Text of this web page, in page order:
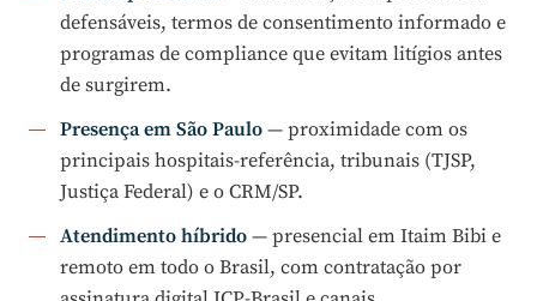
defensáveis, termos de consentimento informado e
programas de compliance que evitam litígios antes
de surgirem.
Presença em São Paulo — proximidade com os
principais hospitais-referência, tribunais (TJSP,
Justiça Federal) e o CRM/SP.
Atendimento híbrido — presencial em Itaim Bibi e
remoto em todo o Brasil, com contratação por